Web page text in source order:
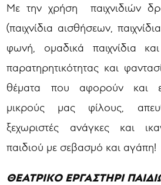
Με την χρήση παιχνιδιών
(παιχνίδια αισθήσεων,
φωνή, ομαδικά παιχνίδια και
παρατηρητικότητας και
θέματα που αφορούν και
μικρούς μας φίλους,
ξεχωριστές ανάγκες και
παιδιού με σεβασμό και αγάπη!
ΘΕΑΤΡΙΚΟ ΕΡΓΑΣΤΗΡΙ